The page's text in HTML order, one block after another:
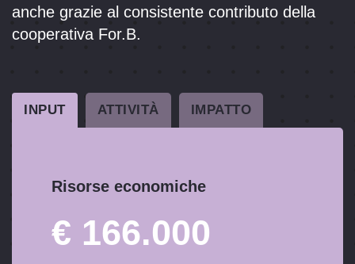
anche grazie al consistente contributo della
cooperativa For.B.
INPUT ATTIVITÀ IMPATTO
Risorse economiche
€ 166.000